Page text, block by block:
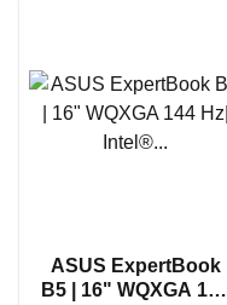
ASUS ExpertBook
B5 | 16" WQXGA 144